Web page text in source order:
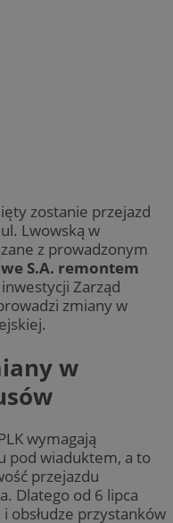
zostanie przejazd
Lwowską w
z prowadzonym
S.A. remontem
Zarząd
zmiany w
w
wymagają
pod wiaduktem, a to
przejazdu
Dlatego od 6 lipca
obsłudze przystanków